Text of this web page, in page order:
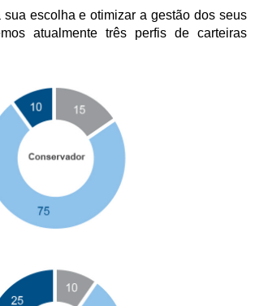
sua escolha e otimizar a gestão dos seus
atualmente três perfis de carteiras